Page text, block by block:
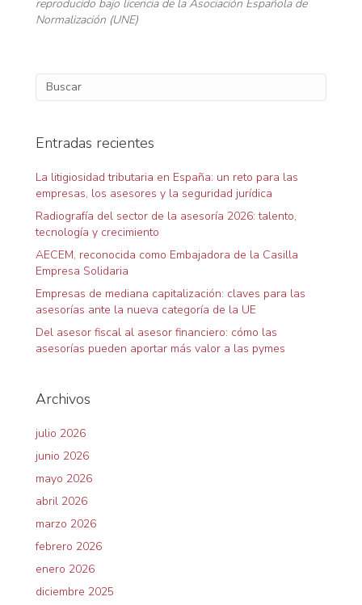
reproducido bajo licencia de la Asociación Española de
Normalización (UNE)
Entradas recientes
La litigiosidad tributaria en España: un reto para las
empresas, los asesores y la seguridad jurídica
Radiografía del sector de la asesoría 2026: talento,
tecnología y crecimiento
AECEM, reconocida como Embajadora de la Casilla
Empresa Solidaria
Empresas de mediana capitalización: claves para las
asesorías ante la nueva categoría de la UE
Del asesor fiscal al asesor financiero: cómo las
asesorías pueden aportar más valor a las pymes
Archivos
julio 2026
junio 2026
mayo 2026
abril 2026
marzo 2026
febrero 2026
enero 2026
diciembre 2025